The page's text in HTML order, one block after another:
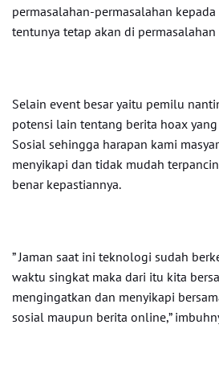
permasalahan-permasalahan kepada
tentunya tetap akan di permasalahan
Selain event besar yaitu pemilu
potensi lain tentang berita hoax
Sosial sehingga harapan kami
menyikapi dan tidak mudah
benar kepastiannya.
” Jaman saat ini teknologi sudah
waktu singkat maka dari itu kita
mengingatkan dan menyikapi
sosial maupun berita online,”